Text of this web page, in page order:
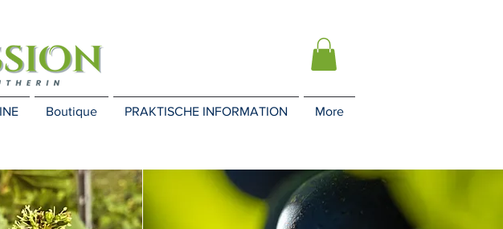
Boutique PRAKTISCHE INFORMATION More